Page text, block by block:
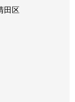
田区